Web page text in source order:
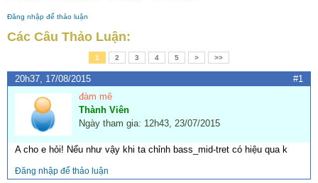
Đăng nhập để thảo luận
Các Câu Thảo Luận:
1 2 3 4 5 > >>
20h37, 17/08/2015
#1
đàm mê
Thành Viên
Ngày tham gia: 12h43, 23/07/2015
A cho e hỏi! Nếu như vậy khi ta chỉnh bass_mid-tret có hiệu qua k
Đăng nhập để thảo luận